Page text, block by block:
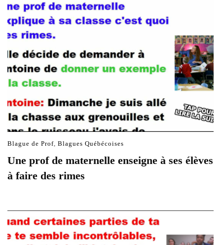
Blague de Prof Blagues Québécoises
Une prof de maternelle enseigne à ses élèves
à faire des rimes